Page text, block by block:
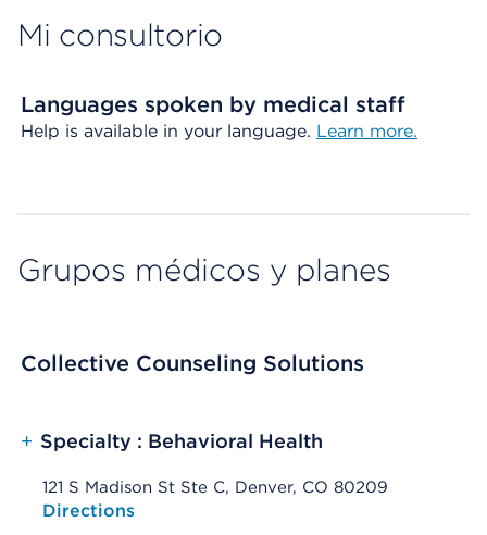
Mi consultorio
Languages spoken by medical staff
Help is available in your language. Learn more.
Grupos médicos y planes
Collective Counseling Solutions
+ Specialty : Behavioral Health
121 S Madison St Ste C, Denver, CO 80209
Opens native map application on mobile devices
Directions